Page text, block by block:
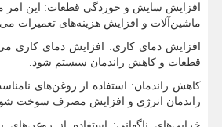
افزایش سایش و خوردگی قطعات: این امر
ماشین‌آلات و افزایش هزینه‌های تعمیرات
افزایش دمای کاری: افزایش دمای کاری
قطعات و کاهش راندمان سیستم شود.
کاهش راندمان: استفاده از روغن‌های
راندمان انرژی و افزایش مصرف سوخت